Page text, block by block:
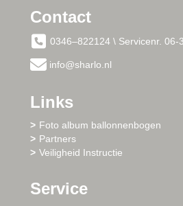
Contact
0346–822124 \ Servicenr. 06-
info@sharlo.nl
Links
Foto album ballonnenbogen
Partners
Veiligheid Instructie
Service